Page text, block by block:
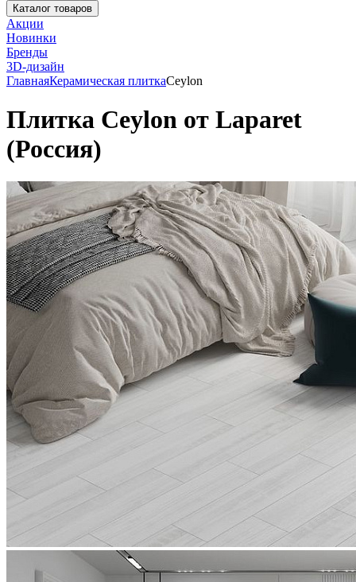
Каталог товаров
Акции
Новинки
Бренды
3D-дизайн
ГлавнаяКерамическая плиткаCeylon
Плитка Ceylon от Laparet
(Россия)